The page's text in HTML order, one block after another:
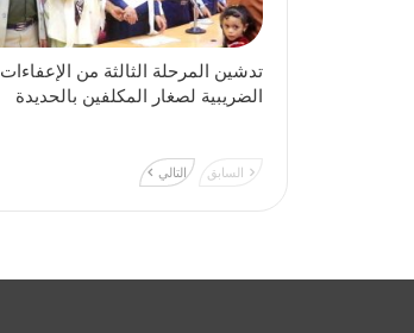
تدشين المرحلة الثالثة من الإعفاءات
الضريبية لصغار المكلفين بالحديدة
السابق التالي